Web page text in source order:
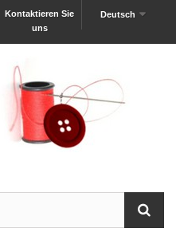
Deutsch
Kontaktieren Sie
uns